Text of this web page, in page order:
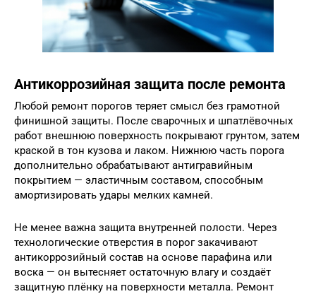
Антикоррозийная защита после ремонта
Любой ремонт порогов теряет смысл без грамотной
финишной защиты. После сварочных и шпатлёвочных
работ внешнюю поверхность покрывают грунтом, затем
краской в тон кузова и лаком. Нижнюю часть порога
дополнительно обрабатывают антигравийным
покрытием — эластичным составом, способным
амортизировать удары мелких камней.
Не менее важна защита внутренней полости. Через
технологические отверстия в порог закачивают
антикоррозийный состав на основе парафина или
воска — он вытесняет остаточную влагу и создаёт
защитную плёнку на поверхности металла. Ремонт